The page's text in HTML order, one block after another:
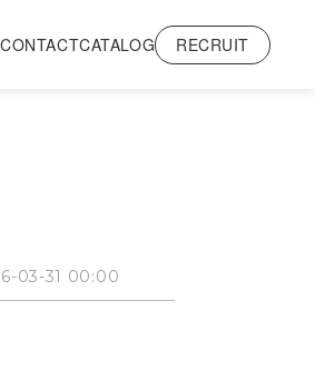
CONTACTCATALOG RECRUIT
03-31 00:00